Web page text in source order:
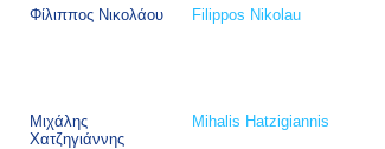
Φίλιππος Νικολάου Filippos Nikolau
Μιχάλης
Χατζηγιάννης
Mihalis Hatzigiannis